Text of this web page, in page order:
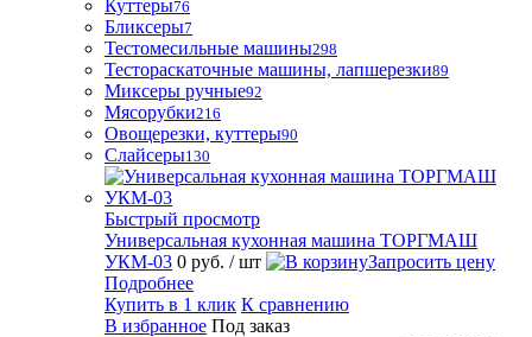
Куттеры76
Бликсеры7
Тестомесильные машины298
Тестораскаточные машины, лапшерезки89
Миксеры ручные92
Мясорубки216
Овощерезки, куттеры90
Слайсеры130
Быстрый просмотр
Универсальная кухонная машина ТОРГМАШ
УКМ-03 0 руб. / шт
Запросить цену
Подробнее
Купить в 1 клик К сравнению
В избранное Под заказ